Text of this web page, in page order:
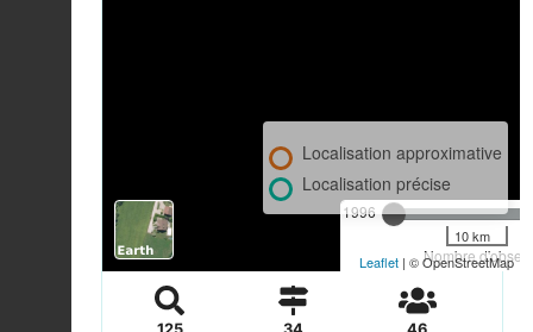
1996
Nombre
Localisation approximative
Localisation précise
10 km
Leaflet | © OpenStreetMap